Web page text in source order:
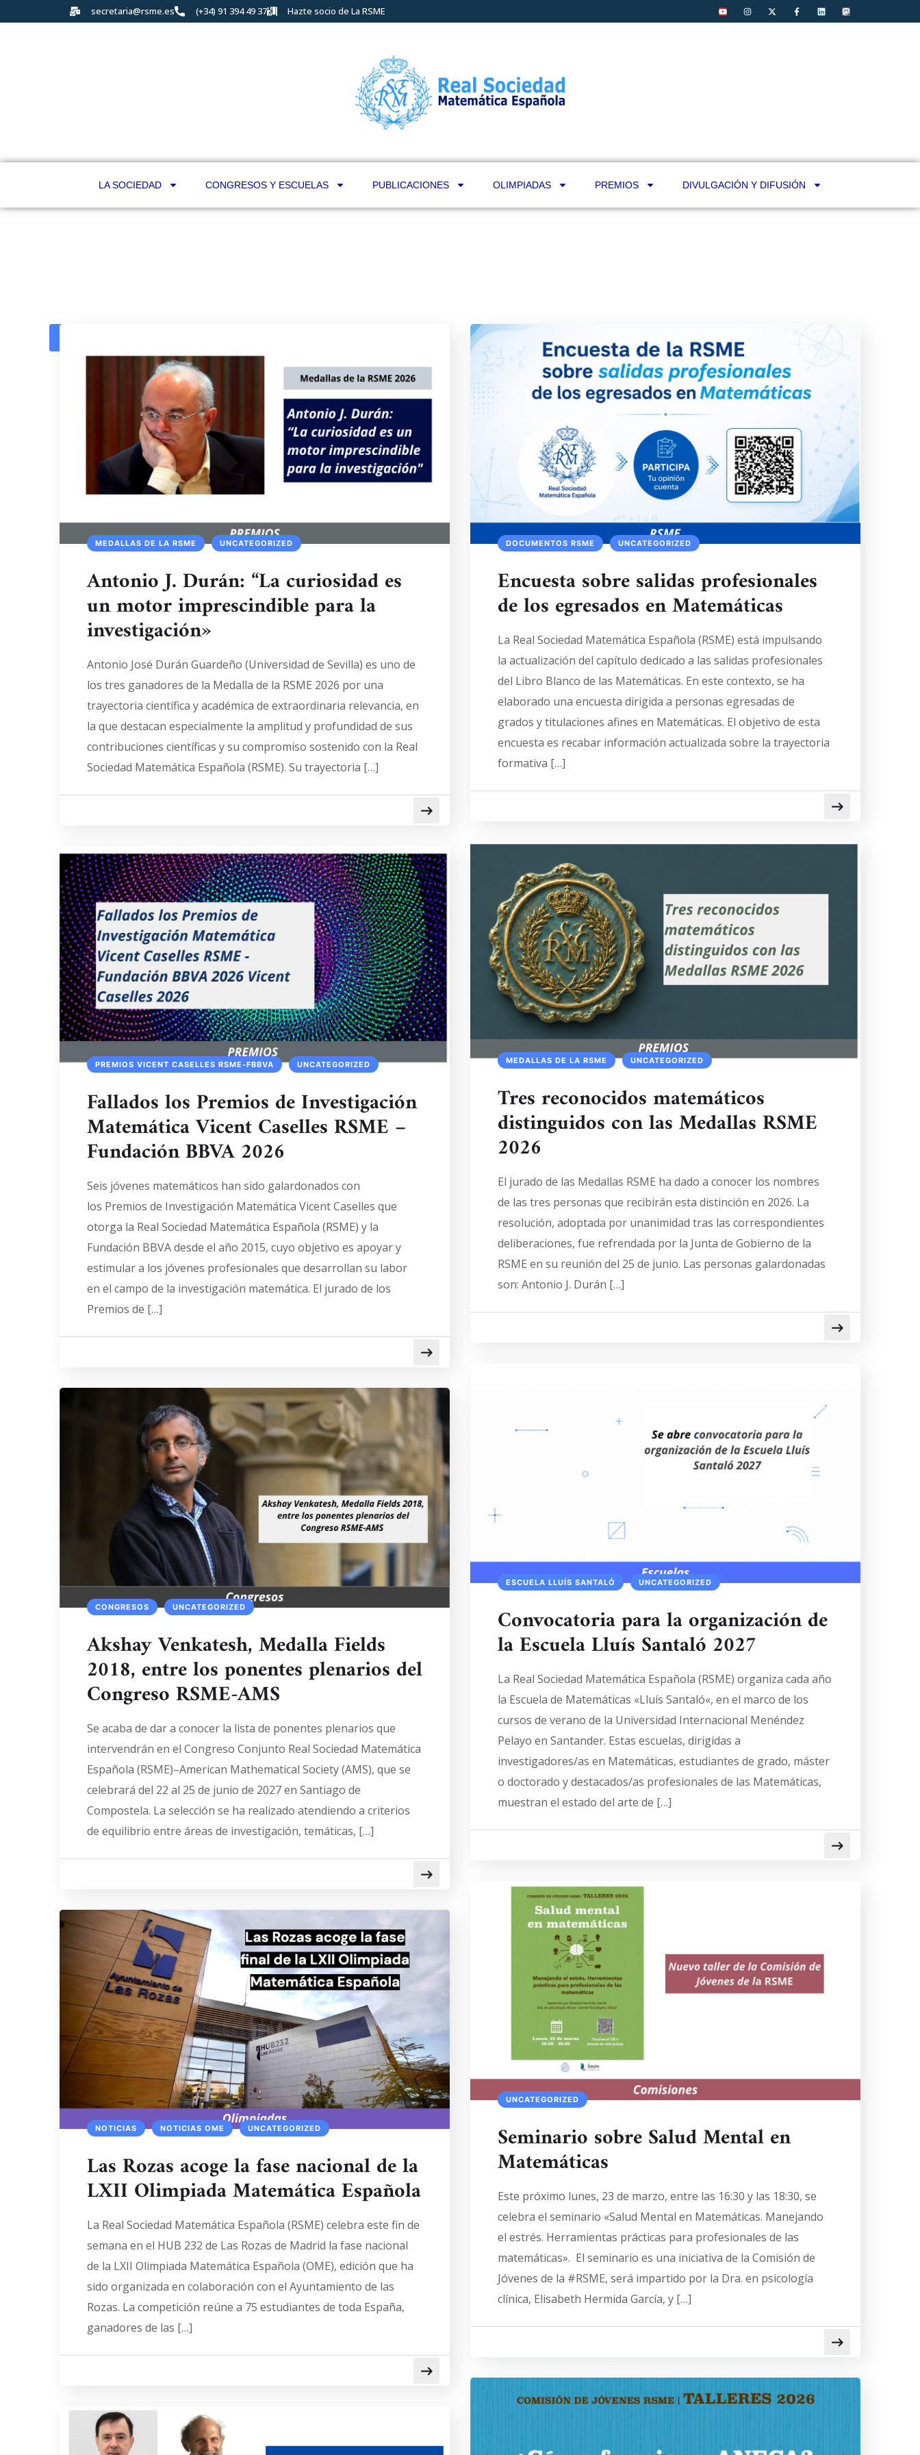
secretaria@rsme.es (+34) 91 394 49 37 Hazte socio de La RSME
LA SOCIEDAD CONGRESOS Y ESCUELAS PUBLICACIONES OLIMPIADAS PREMIOS DIVULGACIÓN Y DIFUSIÓN
MEDALLAS DE LA RSME UNCATEGORIZED
Antonio J. Durán: “La curiosidad es
un motor imprescindible para la
investigación»
Antonio José Durán Guardeño (Universidad de Sevilla) es uno de
los tres ganadores de la Medalla de la RSME 2026 por una
trayectoria científica y académica de extraordinaria relevancia, en
la que destacan especialmente la amplitud y profundidad de sus
contribuciones científicas y su compromiso sostenido con la Real
Sociedad Matemática Española (RSME). Su trayectoria […]
DOCUMENTOS RSME UNCATEGORIZED
Encuesta sobre salidas profesionales
de los egresados en Matemáticas
La Real Sociedad Matemática Española (RSME) está impulsando
la actualización del capítulo dedicado a las salidas profesionales
del Libro Blanco de las Matemáticas. En este contexto, se ha
elaborado una encuesta dirigida a personas egresadas de
grados y titulaciones afines en Matemáticas. El objetivo de esta
encuesta es recabar información actualizada sobre la trayectoria
formativa […]
MEDALLAS DE LA RSME UNCATEGORIZED
Tres reconocidos matemáticos
distinguidos con las Medallas RSME
2026
El jurado de las Medallas RSME ha dado a conocer los nombres
de las tres personas que recibirán esta distinción en 2026. La
resolución, adoptada por unanimidad tras las correspondientes
deliberaciones, fue refrendada por la Junta de Gobierno de la
RSME en su reunión del 25 de junio. Las personas galardonadas
son: Antonio J. Durán […]
PREMIOS VICENT CASELLES RSME-FBBVA UNCATEGORIZED
Fallados los Premios de Investigación
Matemática Vicent Caselles RSME –
Fundación BBVA 2026
Seis jóvenes matemáticos han sido galardonados con
los Premios de Investigación Matemática Vicent Caselles que
otorga la Real Sociedad Matemática Española (RSME) y la
Fundación BBVA desde el año 2015, cuyo objetivo es apoyar y
estimular a los jóvenes profesionales que desarrollan su labor
en el campo de la investigación matemática. El jurado de los
Premios de […]
ESCUELA LLUÍS SANTALÓ UNCATEGORIZED
Convocatoria para la organización de
la Escuela Lluís Santaló 2027
La Real Sociedad Matemática Española (RSME) organiza cada año
la Escuela de Matemáticas «Lluís Santaló«, en el marco de los
cursos de verano de la Universidad Internacional Menéndez
Pelayo en Santander. Estas escuelas, dirigidas a
investigadores/as en Matemáticas, estudiantes de grado, máster
o doctorado y destacados/as profesionales de las Matemáticas,
muestran el estado del arte de […]
CONGRESOS UNCATEGORIZED
Akshay Venkatesh, Medalla Fields
2018, entre los ponentes plenarios del
Congreso RSME-AMS
Se acaba de dar a conocer la lista de ponentes plenarios que
intervendrán en el Congreso Conjunto Real Sociedad Matemática
Española (RSME)–American Mathematical Society (AMS), que se
celebrará del 22 al 25 de junio de 2027 en Santiago de
Compostela. La selección se ha realizado atendiendo a criterios
de equilibrio entre áreas de investigación, temáticas, […]
UNCATEGORIZED
Seminario sobre Salud Mental en
Matemáticas
Este próximo lunes, 23 de marzo, entre las 16:30 y las 18:30, se
celebra el seminario «Salud Mental en Matemáticas. Manejando
el estrés. Herramientas prácticas para profesionales de las
matemáticas». El seminario es una iniciativa de la Comisión de
Jóvenes de la #RSME, será impartido por la Dra. en psicología
clínica, Elisabeth Hermida García, y […]
NOTICIAS NOTICIAS OME UNCATEGORIZED
Las Rozas acoge la fase nacional de la
LXII Olimpiada Matemática Española
La Real Sociedad Matemática Española (RSME) celebra este fin de
semana en el HUB 232 de Las Rozas de Madrid la fase nacional
de la LXII Olimpiada Matemática Española (OME), edición que ha
sido organizada en colaboración con el Ayuntamiento de las
Rozas. La competición reúne a 75 estudiantes de toda España,
ganadores de las […]